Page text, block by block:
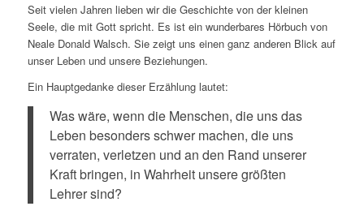
Seit vielen Jahren lieben wir die Geschichte von der kleinen
Seele, die mit Gott spricht. Es ist ein wunderbares Hörbuch von
Neale Donald Walsch. Sie zeigt uns einen ganz anderen Blick auf
unser Leben und unsere Beziehungen.
Ein Hauptgedanke dieser Erzählung lautet:
Was wäre, wenn die Menschen, die uns das
Leben besonders schwer machen, die uns
verraten, verletzen und an den Rand unserer
Kraft bringen, in Wahrheit unsere größten
Lehrer sind?